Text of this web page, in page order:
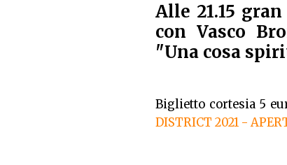
Alle 21.15
con Vasco
"Una cosa
Biglietto cortesia 5
DISTRICT 2021 -